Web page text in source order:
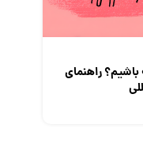
باشیم؟ راهنمای